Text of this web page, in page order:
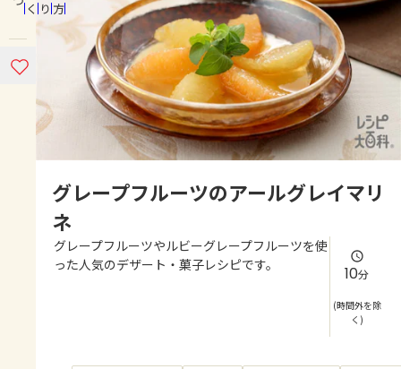
ホーム
コンテンツ
レシピ
お買い物
きゅうり なす トマト
とうもろこし
ピーマン
みょうが ゴーヤ
つくり方
グレープフルーツのアールグレイマリ
ネ
グレープフルーツやルビーグレープフルーツを使
った人気のデザート・菓子レシピです。
10分
(時間外を除
く)